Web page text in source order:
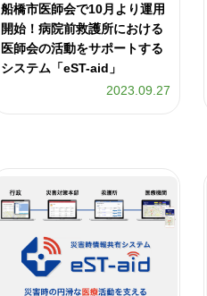
船橋市医師会で10月より運用
開始！病院前救護所における
医師会の活動をサポートする
システム「eST-aid」
2023.09.27